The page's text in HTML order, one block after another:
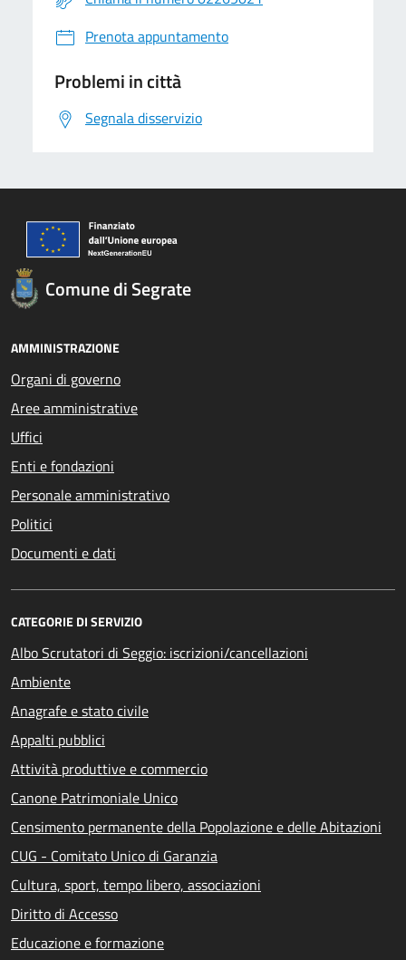
Prenota appuntamento
Problemi in città
Segnala disservizio
Comune di Segrate
AMMINISTRAZIONE
Organi di governo
Aree amministrative
Uffici
Enti e fondazioni
Personale amministrativo
Politici
Documenti e dati
CATEGORIE DI SERVIZIO
Albo Scrutatori di Seggio: iscrizioni/cancellazioni
Ambiente
Anagrafe e stato civile
Appalti pubblici
Attività produttive e commercio
Canone Patrimoniale Unico
Censimento permanente della Popolazione e delle Abitazioni
CUG - Comitato Unico di Garanzia
Cultura, sport, tempo libero, associazioni
Diritto di Accesso
Educazione e formazione